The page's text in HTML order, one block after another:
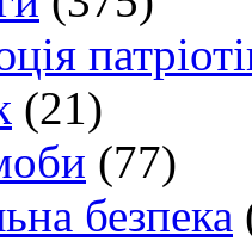
(21)
(77)
безпека